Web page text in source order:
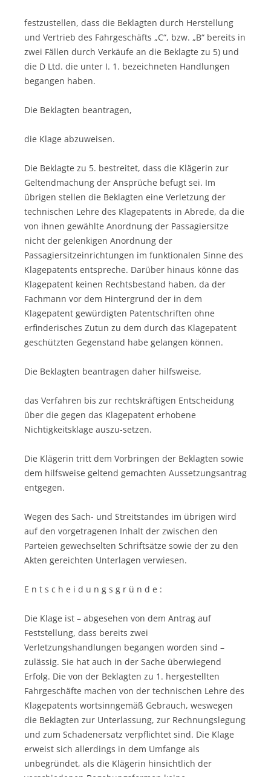
festzustellen, dass die Beklagten durch Herstellung
und Vertrieb des Fahrgeschäfts „C“, bzw. „B“ bereits in
zwei Fällen durch Verkäufe an die Beklagte zu 5) und
die D Ltd. die unter I. 1. bezeichneten Handlungen
begangen haben.
Die Beklagten beantragen,
die Klage abzuweisen.
Die Beklagte zu 5. bestreitet, dass die Klägerin zur
Geltendmachung der Ansprüche befugt sei. Im
übrigen stellen die Beklagten eine Verletzung der
technischen Lehre des Klagepatents in Abrede, da die
von ihnen gewählte Anordnung der Passagiersitze
nicht der gelenkigen Anordnung der
Passagiersitzeinrichtungen im funktionalen Sinne des
Klagepatents entspreche. Darüber hinaus könne das
Klagepatent keinen Rechtsbestand haben, da der
Fachmann vor dem Hintergrund der in dem
Klagepatent gewürdigten Patentschriften ohne
erfinderisches Zutun zu dem durch das Klagepatent
geschützten Gegenstand habe gelangen können.
Die Beklagten beantragen daher hilfsweise,
das Verfahren bis zur rechtskräftigen Entscheidung
über die gegen das Klagepatent erhobene
Nichtigkeitsklage auszu-setzen.
Die Klägerin tritt dem Vorbringen der Beklagten sowie
dem hilfsweise geltend gemachten Aussetzungsantrag
entgegen.
Wegen des Sach- und Streitstandes im übrigen wird
auf den vorgetragenen Inhalt der zwischen den
Parteien gewechselten Schriftsätze sowie der zu den
Akten gereichten Unterlagen verwiesen.
E n t s c h e i d u n g s g r ü n d e :
Die Klage ist – abgesehen von dem Antrag auf
Feststellung, dass bereits zwei
Verletzungshandlungen begangen worden sind –
zulässig. Sie hat auch in der Sache überwiegend
Erfolg. Die von der Beklagten zu 1. hergestellten
Fahrgeschäfte machen von der technischen Lehre des
Klagepatents wortsinngemäß Gebrauch, weswegen
die Beklagten zur Unterlassung, zur Rechnungslegung
und zum Schadenersatz verpflichtet sind. Die Klage
erweist sich allerdings in dem Umfange als
unbegründet, als die Klägerin hinsichtlich der